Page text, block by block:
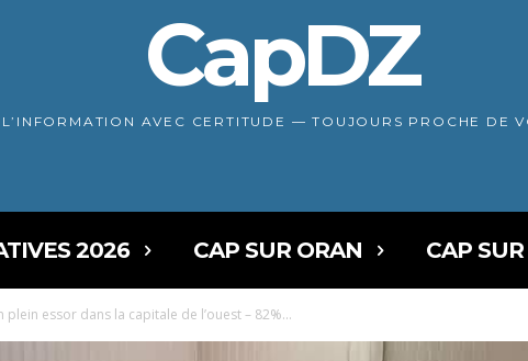
CapDZ
L’INFORMATION AVEC CERTITUDE — TOUJOURS PROCHE DE
2026 CAP SUR ORAN CAP
essor dans la capitale de l’ouest – 82%...